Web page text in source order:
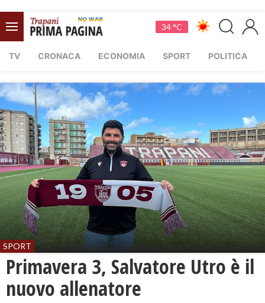
34 °C
TV CRONACA ECONOMIA SPORT POLITICA
SPORT
Primavera 3, Salvatore Utro è il
nuovo allenatore